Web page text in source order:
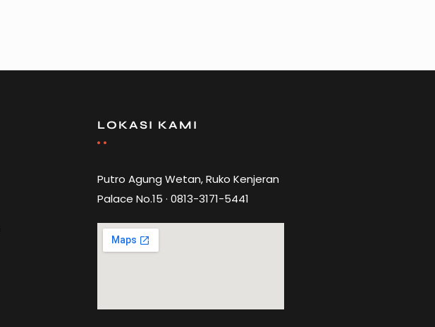
LOKASI KAMI
Putro Agung Wetan, Ruko Kenjeran
Palace No.15 · 0813-3171-5441